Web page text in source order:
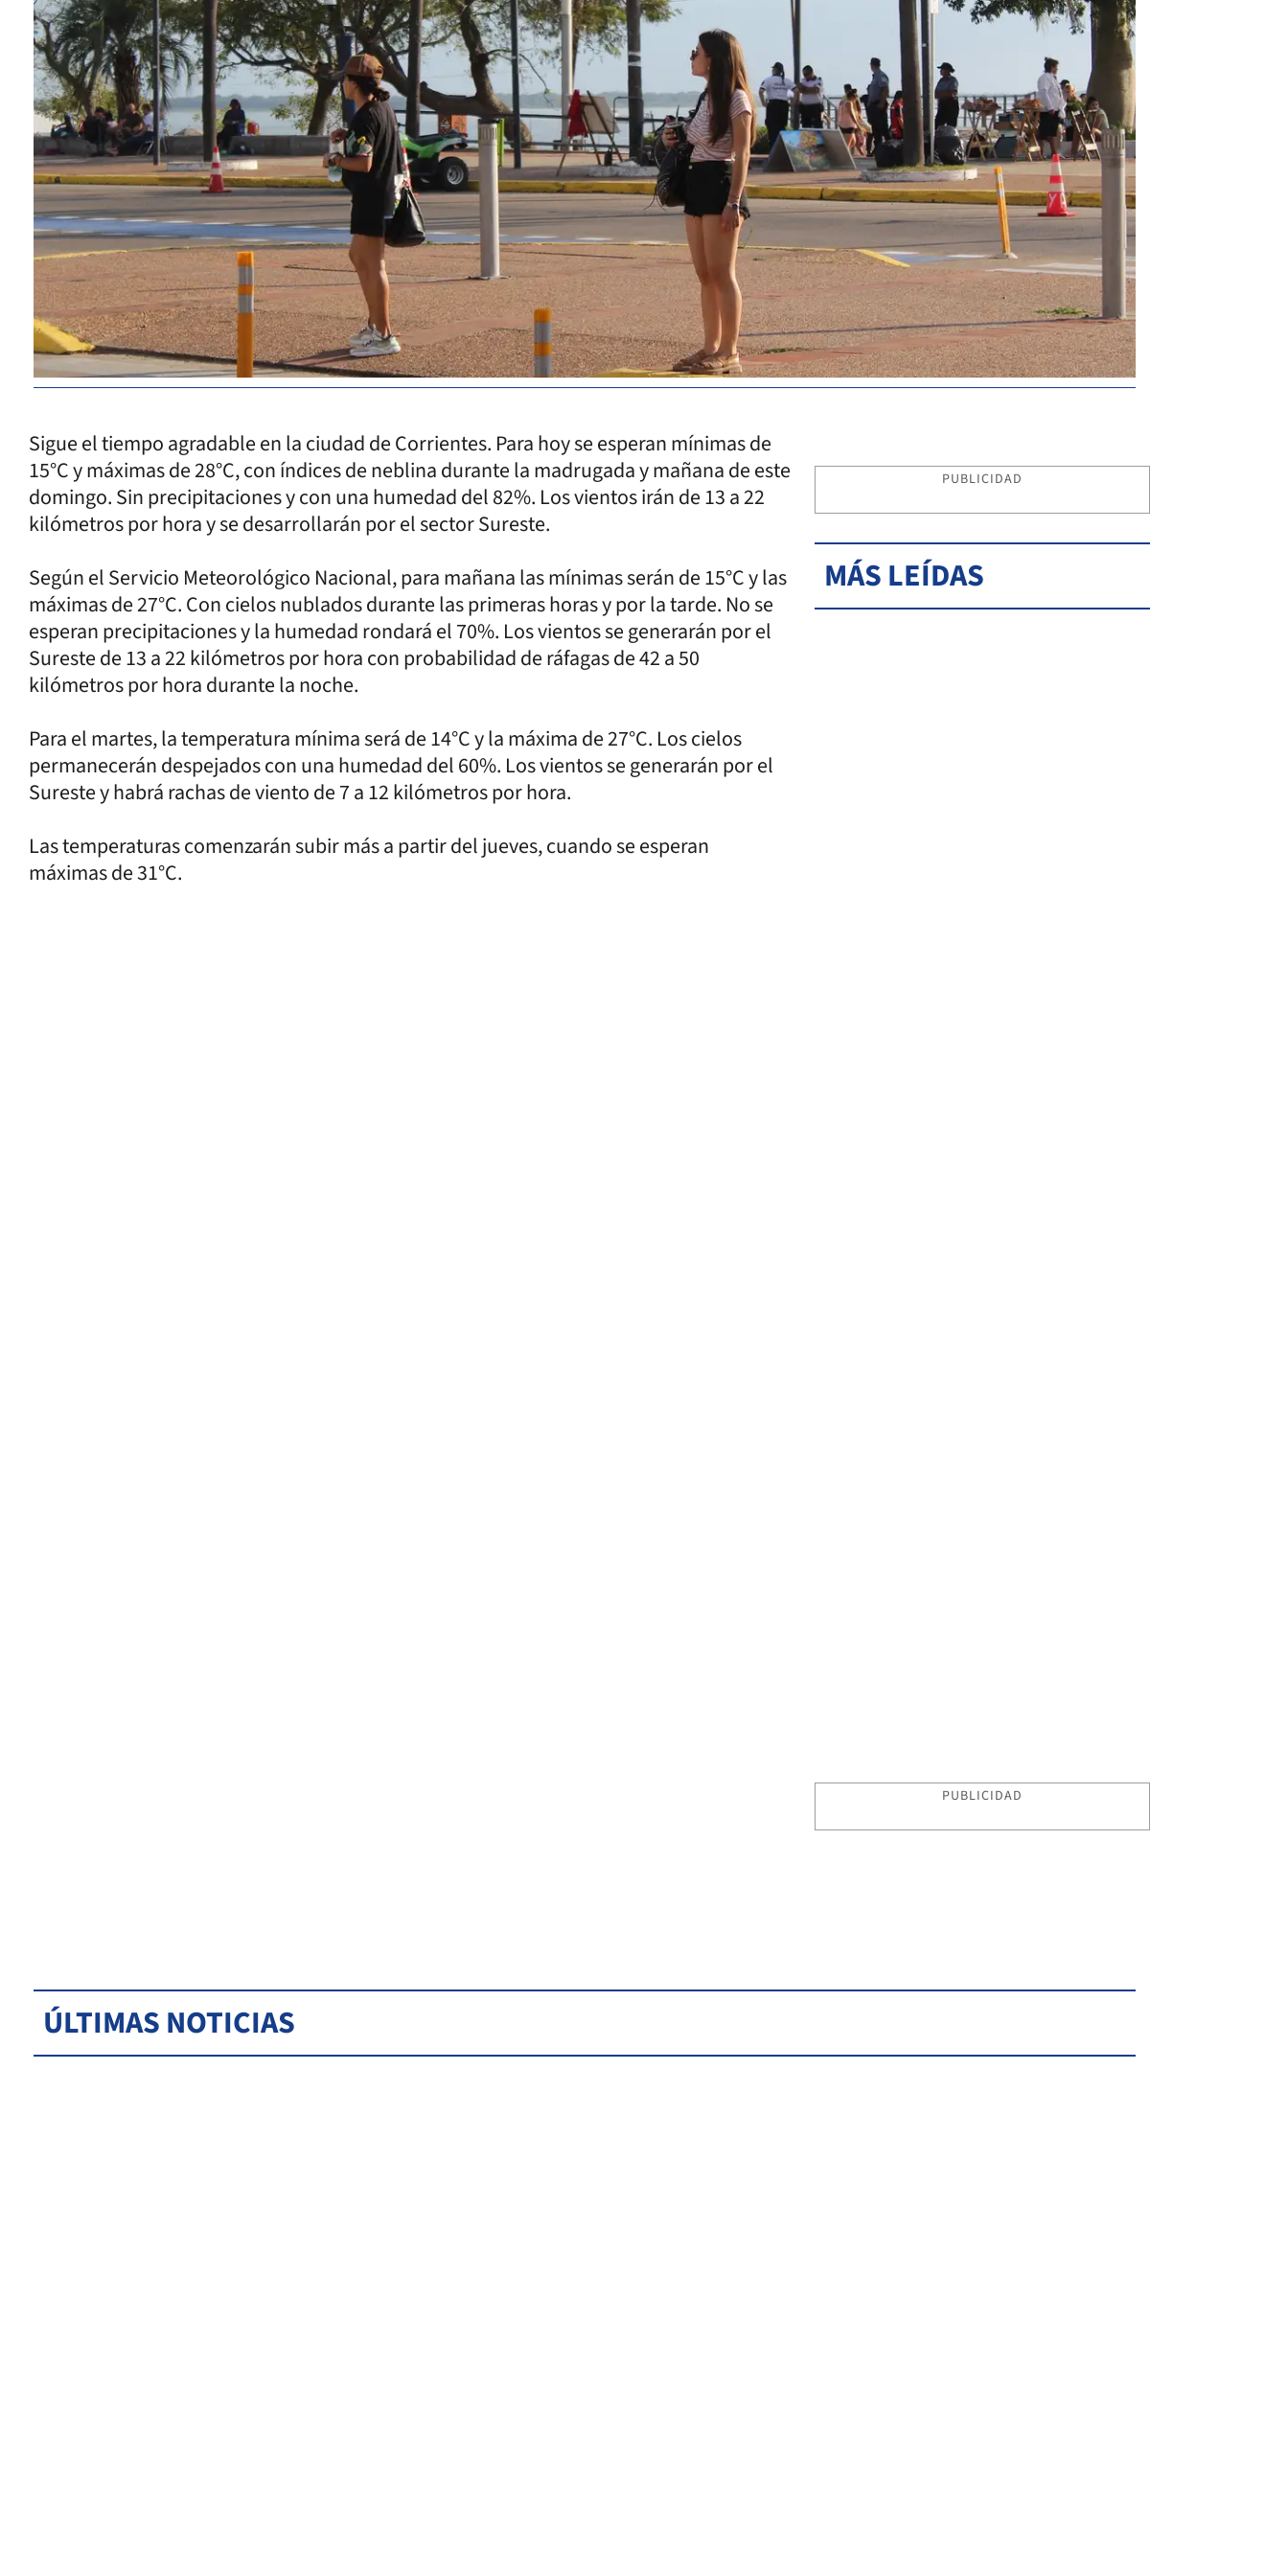
Sigue el tiempo agradable en la ciudad de Corrientes. Para hoy se esperan mínimas de
15°C y máximas de 28°C, con índices de neblina durante la madrugada y mañana de este
domingo. Sin precipitaciones y con una humedad del 82%. Los vientos irán de 13 a 22
kilómetros por hora y se desarrollarán por el sector Sureste.
Según el Servicio Meteorológico Nacional, para mañana las mínimas serán de 15°C y las
máximas de 27°C. Con cielos nublados durante las primeras horas y por la tarde. No se
esperan precipitaciones y la humedad rondará el 70%. Los vientos se generarán por el
Sureste de 13 a 22 kilómetros por hora con probabilidad de ráfagas de 42 a 50
kilómetros por hora durante la noche.
Para el martes, la temperatura mínima será de 14°C y la máxima de 27°C. Los cielos
permanecerán despejados con una humedad del 60%. Los vientos se generarán por el
Sureste y habrá rachas de viento de 7 a 12 kilómetros por hora.
Las temperaturas comenzarán subir más a partir del jueves, cuando se esperan
máximas de 31°C.
PUBLICIDAD
MÁS LEÍDAS
PUBLICIDAD
ÚLTIMAS NOTICIAS